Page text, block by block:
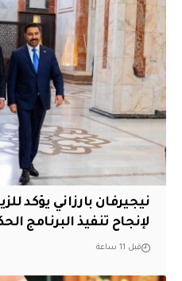
نيجيرفان بارزاني يؤكد
لإنجاح تنفيذ البرنامج
قبل 11 ساعة